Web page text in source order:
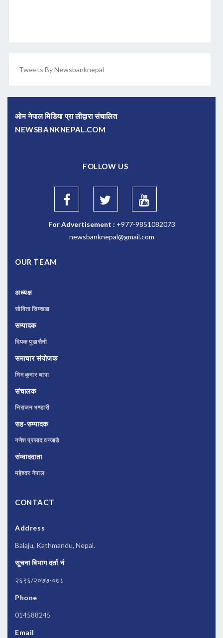
Tweets By Newsbanknepal
ओम नेपाल मिडिया प्रा लीद्वारा संचालित
NEWSBANKNEPAL.COM
FOLLOW US
For Advertisement : +977-9851082073
newsbanknepal@gmail.com
OUR TEAM
अध्यक्ष
सोविता सिम्खडा
सम्पादक
दिपक पुडासैनी
समाचार संयोजक
भिम कुमार थापा
संचालक
निराजन भण्डारी
सह-सम्पादक
गणेश प्रसाद वन्जाडे
संम्वाददाता
महेश्वर नेपाल
CONTACT
Address
Balaju, Kathmandu, Nepal.
सूचना बिभाग दर्ता नं
२६९६/२०७७-०७८
Phone
014588245
Email